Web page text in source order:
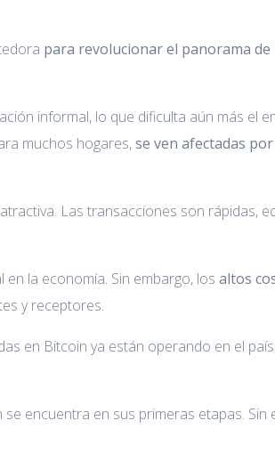
para revolucionar el panorama de
informal, lo que dificulta aún más el
muchos hogares,se ven afectadas
Las transacciones son rápidas,
la economía. Sin embargo, los altos
y receptores.
en Bitcoin ya están operando en el
encuentra en sus primeras etapas. Sin